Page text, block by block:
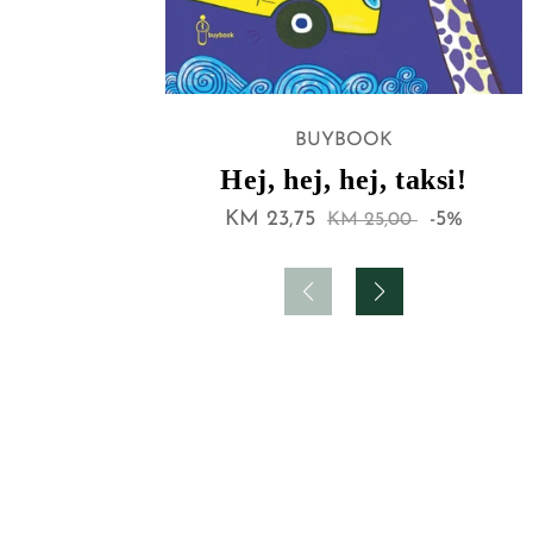
Izdavač:
BUYBOOK
Hej, hej, hej, taksi!
Akcijska
KM 23,75
Regularna KM 25,00 -5%